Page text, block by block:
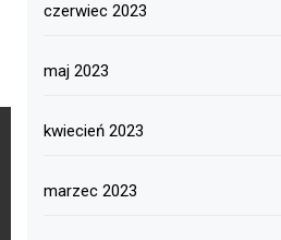
czerwiec 2023
maj 2023
kwiecień 2023
marzec 2023